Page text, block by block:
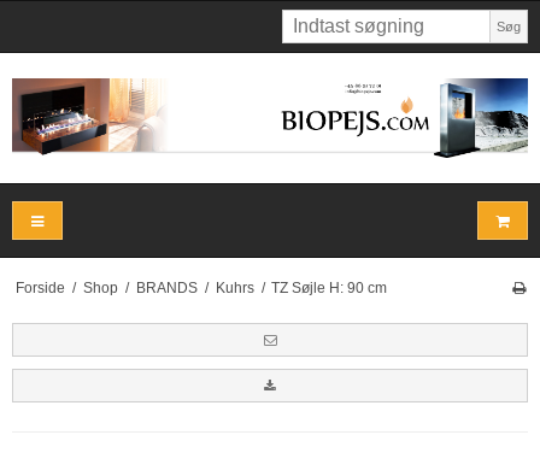
Søg
Forside / Shop / BRANDS / Kuhrs / TZ Søjle H: 90 cm